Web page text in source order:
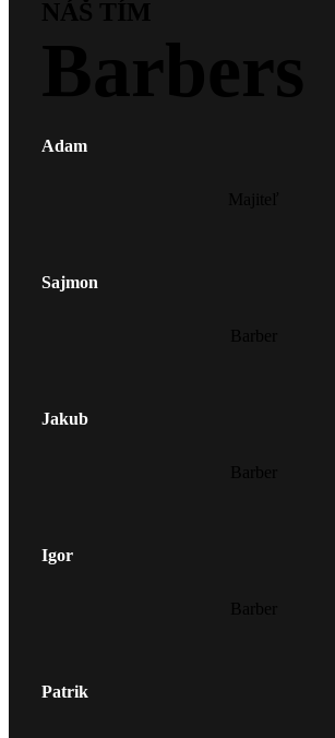
Adam
Sajmon
Jakub
Igor
Patrik